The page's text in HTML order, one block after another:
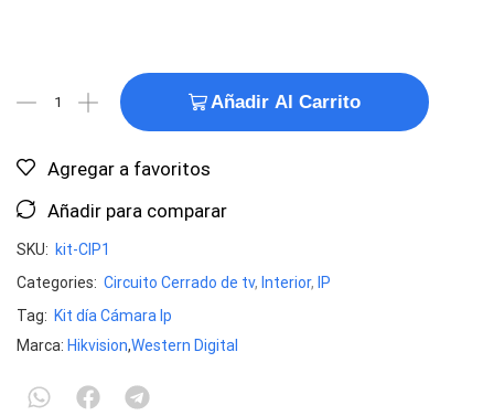
Añadir Al Carrito
Agregar a favoritos
Añadir para comparar
SKU: kit-CIP1
Categories: Circuito Cerrado de tv, Interior, IP
Tag: Kit día Cámara Ip
Marca: Hikvision,Western Digital